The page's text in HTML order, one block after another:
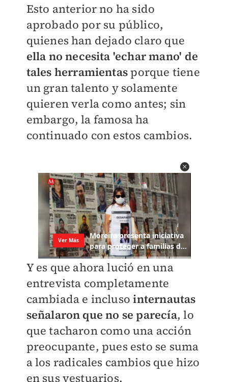
Esto anterior no ha sido
aprobado por su público,
quienes han dejado claro que
ella no necesita 'echar mano' de
tales herramientas porque tiene
un gran talento y solamente
quieren verla como antes; sin
embargo, la famosa ha
continuado con estos cambios.
Y es que ahora lució en una
entrevista completamente
cambiada e incluso internautas
señalaron que no se parecía, lo
que tacharon como una acción
preocupante, pues esto se suma
a los radicales cambios que hizo
en sus vestuarios.